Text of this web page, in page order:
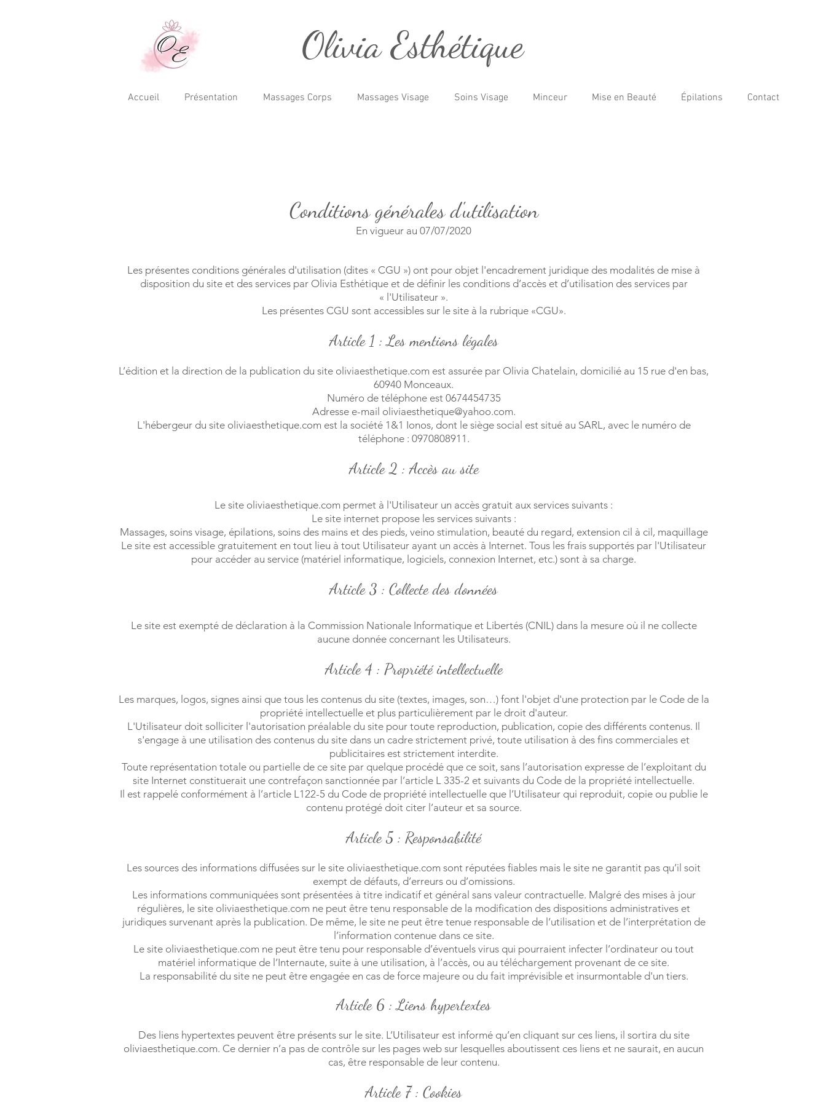
Olivia Esthétique
Accueil Présentation Massages Corps Massages Visage Soins Visage Minceur Mise en Beauté Épilations Contact
Conditions générales d'utilisation
En vigueur au 07/07/2020
Les présentes conditions générales d'utilisation (dites « CGU ») ont pour objet l'encadrement juridique des modalités de mise à
disposition du site et des services par Olivia Esthétique et de définir les conditions d’accès et d’utilisation des services par
« l'Utilisateur ».
Les présentes CGU sont accessibles sur le site à la rubrique «CGU».
Article 1 : Les mentions légales
L’édition et la direction de la publication du site oliviaesthetique.com est assurée par Olivia Chatelain, domicilié au 15 rue d'en bas,
60940 Monceaux.
Numéro de téléphone est 0674454735
Adresse e-mail oliviaesthetique@yahoo.com.
L'hébergeur du site oliviaesthetique.com est la société 1&1 Ionos, dont le siège social est situé au SARL, avec le numéro de
téléphone : 0970808911.
Article 2 : Accès au site
Le site oliviaesthetique.com permet à l'Utilisateur un accès gratuit aux services suivants :
Le site internet propose les services suivants :
Massages, soins visage, épilations, soins des mains et des pieds, veino stimulation, beauté du regard, extension cil à cil, maquillage
Le site est accessible gratuitement en tout lieu à tout Utilisateur ayant un accès à Internet. Tous les frais supportés par l'Utilisateur
pour accéder au service (matériel informatique, logiciels, connexion Internet, etc.) sont à sa charge.
Article 3 : Collecte des données
Le site est exempté de déclaration à la Commission Nationale Informatique et Libertés (CNIL) dans la mesure où il ne collecte
aucune donnée concernant les Utilisateurs.
Article 4 : Propriété intellectuelle
Les marques, logos, signes ainsi que tous les contenus du site (textes, images, son…) font l'objet d'une protection par le Code de la
propriété intellectuelle et plus particulièrement par le droit d'auteur.
L'Utilisateur doit solliciter l'autorisation préalable du site pour toute reproduction, publication, copie des différents contenus. Il
s'engage à une utilisation des contenus du site dans un cadre strictement privé, toute utilisation à des fins commerciales et
publicitaires est strictement interdite.
Toute représentation totale ou partielle de ce site par quelque procédé que ce soit, sans l’autorisation expresse de l’exploitant du
site Internet constituerait une contrefaçon sanctionnée par l’article L 335-2 et suivants du Code de la propriété intellectuelle.
Il est rappelé conformément à l’article L122-5 du Code de propriété intellectuelle que l’Utilisateur qui reproduit, copie ou publie le
contenu protégé doit citer l’auteur et sa source.
Article 5 : Responsabilité
Les sources des informations diffusées sur le site oliviaesthetique.com sont réputées fiables mais le site ne garantit pas qu’il soit
exempt de défauts, d’erreurs ou d’omissions.
Les informations communiquées sont présentées à titre indicatif et général sans valeur contractuelle. Malgré des mises à jour
régulières, le site oliviaesthetique.com ne peut être tenu responsable de la modification des dispositions administratives et
juridiques survenant après la publication. De même, le site ne peut être tenue responsable de l’utilisation et de l’interprétation de
l’information contenue dans ce site.
Le site oliviaesthetique.com ne peut être tenu pour responsable d’éventuels virus qui pourraient infecter l’ordinateur ou tout
matériel informatique de l’Internaute, suite à une utilisation, à l’accès, ou au téléchargement provenant de ce site.
La responsabilité du site ne peut être engagée en cas de force majeure ou du fait imprévisible et insurmontable d'un tiers.
Article 6 : Liens hypertextes
Des liens hypertextes peuvent être présents sur le site. L’Utilisateur est informé qu’en cliquant sur ces liens, il sortira du site
oliviaesthetique.com. Ce dernier n’a pas de contrôle sur les pages web sur lesquelles aboutissent ces liens et ne saurait, en aucun
cas, être responsable de leur contenu.
Article 7 : Cookies